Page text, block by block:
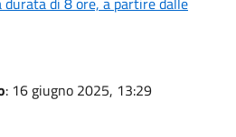
: 16 giugno 2025, 13:29